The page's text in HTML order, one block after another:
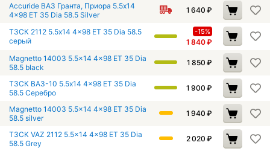
Accuride ВАЗ Гранта, Приора 5.5x14
4x98 ET 35 Dia 58.5 Silver
1 640 ₽
ТЗСК 2112 5.5x14 4x98 ET 35 Dia 58.5
серый
-15%
1 840₽
Magnetto 14003 5.5x14 4x98 ET 35 Dia
58.5 black
1 850 ₽
ТЗСК ВАЗ-10 5.5x14 4x98 ET 35 Dia
58.5 Серебро
1 900 ₽
Magnetto 14003 5.5x14 4x98 ET 35 Dia
58.5 silver
1 940 ₽
ТЗСК VAZ 2112 5.5x14 4x98 ET 35 Dia
58.5 Grey
2 020 ₽